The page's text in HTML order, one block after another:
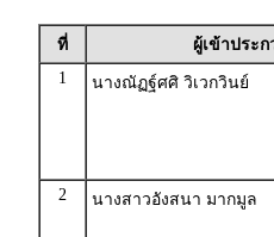
ที่
ผู้เข้าประก
1
นางณัฏฐ์ศศิ วิเวกวินย์
2 นางสาวอังสนา มากมูล